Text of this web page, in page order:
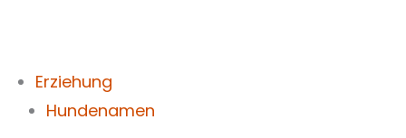
Erziehung
Hundenamen